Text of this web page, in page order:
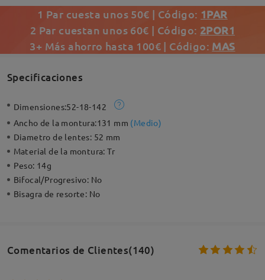
1 Par cuesta unos 50€ | Código: 1PAR
2 Par cuestan unos 60€ | Código: 2POR1
3+ Más ahorro hasta 100€ | Código: MAS
Specificaciones
Dimensiones:52-18-142
Ancho de la montura:131 mm (Medio)
Diametro de lentes: 52 mm
Material de la montura:Tr
Peso: 14g
Bifocal/Progresivo: No
Bisagra de resorte: No
Comentarios de Clientes(140)